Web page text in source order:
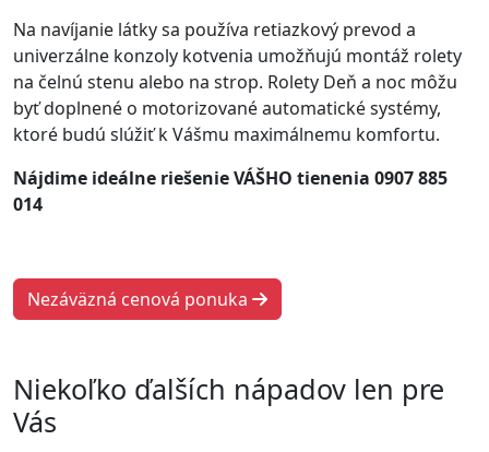
Na navíjanie látky sa používa retiazkový prevod a
univerzálne konzoly kotvenia umožňujú montáž rolety
na čelnú stenu alebo na strop. Rolety Deň a noc môžu
byť doplnené o motorizované automatické systémy,
ktoré budú slúžiť k Vášmu maximálnemu komfortu.
Nájdime ideálne riešenie VÁŠHO tienenia 0907 885
014
Nezáväzná cenová ponuka
Niekoľko ďalších nápadov len pre
Vás